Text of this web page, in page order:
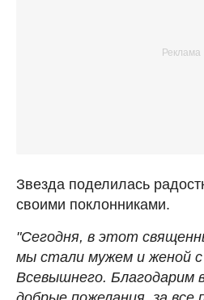
Звезда поделилась
своими поклонниками.
"Сегодня, в этот
мы стали мужем и женой с
Всевышнего. Благодарим